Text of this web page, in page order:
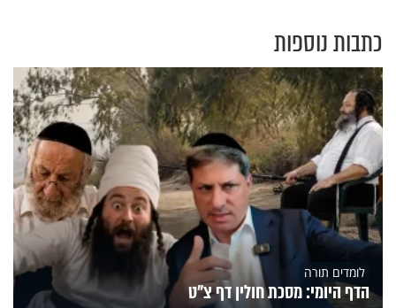
כתבות נוספות
לומדים תורה
הדף היומי: מסכת חולין דף צ"ט